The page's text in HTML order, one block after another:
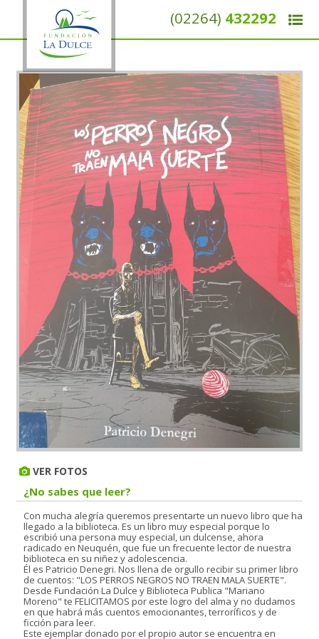
(02264) 432292
VER FOTOS
¿No sabes que leer?
Con mucha alegría queremos presentarte un nuevo libro que ha
llegado a la biblioteca. Es un libro muy especial porque lo
escribió una persona muy especial, un dulcense, ahora
radicado en Neuquén, que fue un frecuente lector de nuestra
biblioteca en su niñez y adolescencia.
Él es Patricio Denegri. Nos llena de orgullo recibir su primer libro
de cuentos: "LOS PERROS NEGROS NO TRAEN MALA SUERTE".
Desde Fundación La Dulce y Biblioteca Publica "Mariano
Moreno" te FELICITAMOS por este logro del alma y no dudamos
en que habrá más cuentos emocionantes, terroríficos y de
ficción para leer.
Este ejemplar donado por el propio autor se encuentra en